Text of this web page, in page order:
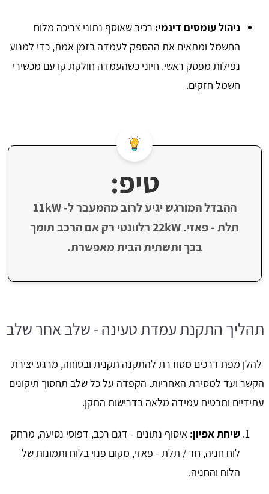
ניהול עומסים דינמי: רכיב שאוסף נתוני צריכה מלוח
החשמל ומתאים את ההספק לעמדה בזמן אמת, כדי למנוע
נפילות מפסק ראשי. חיוני כשהעמדה חולקת קו עם מכשירי
חשמל חזקים.
טיפ:
ההבדל המורגש יגיע לרוב מהמעבר ל‑ 11kW
תלת - פאזי. 22kW רלוונטי רק אם הרכב תומך
בכך ותשתית הבית מאפשרת.
תהליך התקנת עמדת טעינה - שלב אחר שלב
להלן מפת דרכים מסודרת להתקנה תקנית ובטוחה, מרגע יצירת
הקשר ועד למסירת האחריות. הקפדה על כל שלב תחסוך תיקונים
עתידיים ותבטיח עמידה מלאה בדרישות התקן.
שיחת אפיון: איסוף נתונים - דגם רכב, דפוסי נסיעה, מרחק
לוח חניה, חד / תלת - פאזי, מקום פנוי בלוח ותמונות של
הלוח והחניה.